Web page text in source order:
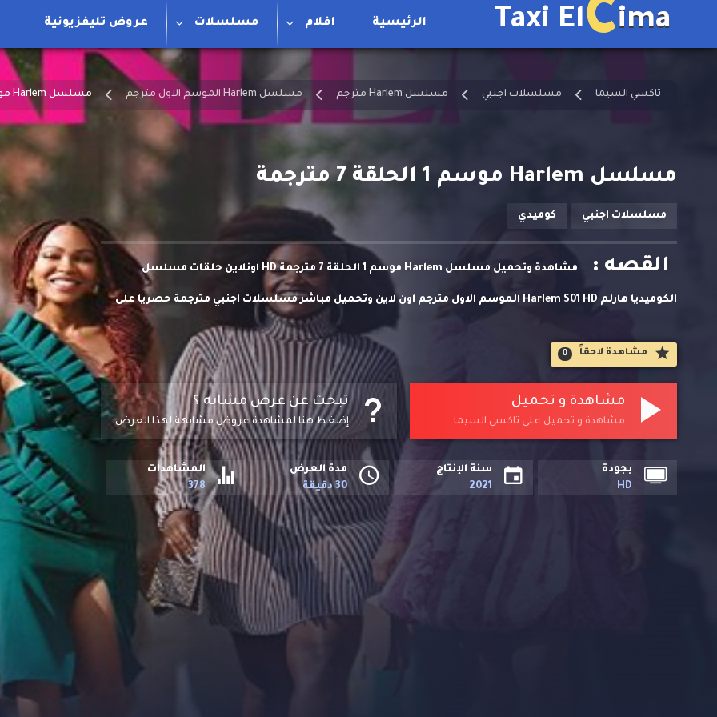
Taxi ElCima الرئيسية افلام مسلسلات عروض تليفزيونية
تاكسي السيما مسلسلات اجنبي مسلسل Harlem مترجم مسلسل Harlem الموسم الاول مترجم مسلسل Harlem موسم 1 الحلقة 7 مترجمة
مسلسل Harlem موسم 1 الحلقة 7 مترجمة
مسلسلات اجنبي كوميدي
القصه : مشاهدة وتحميل مسلسل Harlem موسم 1 الحلقة 7 مترجمة HD اونلاين حلقات مسلسل
الكوميديا هارلم Harlem S01 HD الموسم الاول مترجم اون لاين وتحميل مباشر مسلسلات اجنبي مترجمة حصريا على
تاكسي السيما. مجموعة من أربعة أصدقاء يتبعون أحلامهم بعد التخرج من الكلية معًا
مشاهدة لاحقاََ 0
تبحث عن عرض مشابه ؟
إضغط هنا لمشاهدة عروض مشابهة لهذا العرض
مشاهدة و تحميل
مشاهدة و تحميل على تاكسي السيما
بجودة
HD
سنة الإنتاج
2021
مدة العرض
30 دقيقة
المشاهدات
378